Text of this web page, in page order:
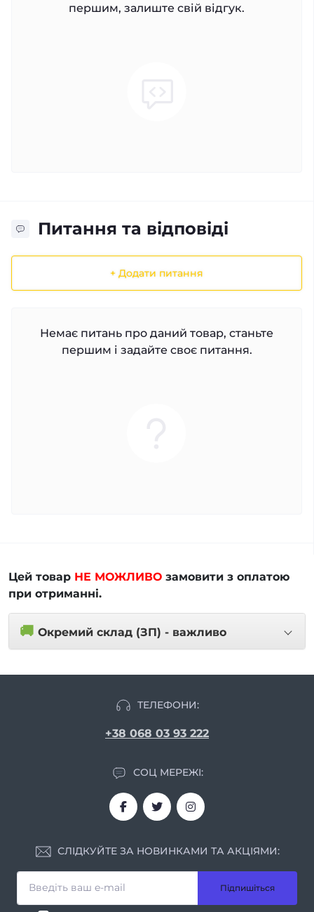
першим, залиште свій відгук.
Питання та відповіді
+ Додати питання
Немає питань про даний товар, станьте
першим і задайте своє питання.
Цей товар НЕ МОЖЛИВО замовити з оплатою
при отриманні.
🚚 Окремий склад (ЗП) - важливо
ТЕЛЕФОНИ:
+38 068 03 93 222
СОЦ МЕРЕЖІ:
СЛІДКУЙТЕ ЗА НОВИНКАМИ ТА АКЦІЯМИ:
Підпишіться